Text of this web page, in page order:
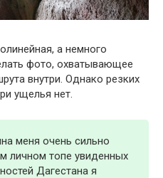
а немного
фото, охватывающее
внутри. Однако резких
ущелья нет.
меня очень сильно
личном топе увиденных
Дагестана я